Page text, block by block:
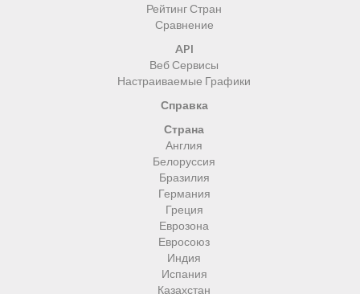
Рейтинг Стран
Сравнение
API
Веб Сервисы
Настраиваемые Графики
Справка
Страна
Англия
Белоруссия
Бразилия
Германия
Греция
Еврозона
Евросоюз
Индия
Испания
Казахстан